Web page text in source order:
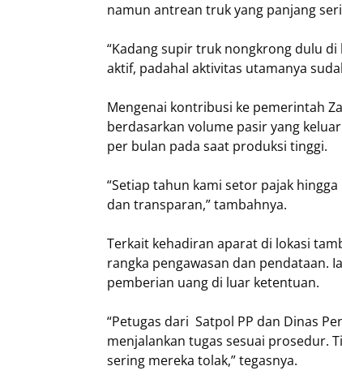
namun antrean truk yang panjang
“Kadang supir truk nongkrong dulu
aktif, padahal aktivitas utamanya
Mengenai kontribusi ke pemerintah
berdasarkan volume pasir yang
per bulan pada saat produksi tinggi.
“Setiap tahun kami setor pajak
dan transparan,” tambahnya.
Terkait kehadiran aparat di lokasi
rangka pengawasan dan pendataan.
pemberian uang di luar ketentuan.
“Petugas dari Satpol PP dan Dinas
menjalankan tugas sesuai prosedur.
sering mereka tolak,” tegasnya.